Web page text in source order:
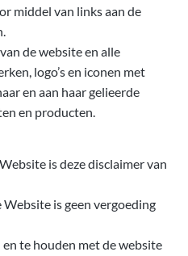
middel van links aan de
de website en alle
logo’s en iconen met
en aan haar gelieerde
en producten.
is deze disclaimer van
is geen vergoeding
te houden met de website